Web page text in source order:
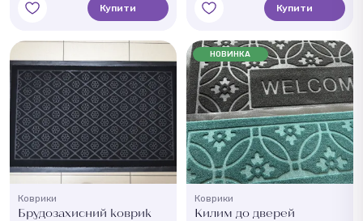
Купити Купити
Коврики
Брудозахисний коврик
НОВИНКА
Коврики
Килим до дверей